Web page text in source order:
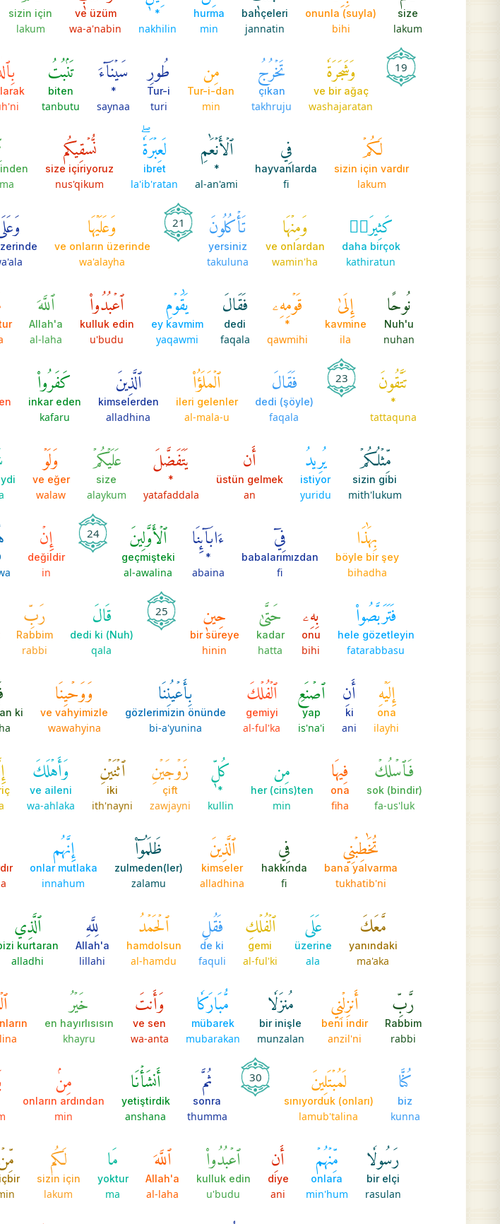
size
lakum
onunla (suyla)
bihi
bahçeleri
jannatin
hurma
min
*
nakhilin
ve üzüm
wa-a'nabin
sizin için
lakum
19 وَشَجَرَةٗ
ve bir ağaç
washajaratan
تَخۡرُجُ
çıkan
takhruju
مِن
Tur-i-dan
min
طُورِ
Tur-i
turi
سَيۡنَآءَ
*
saynaa
تَنۢبُتُ
biten
tanbutu
لَكُمۡ
sizin için vardır
lakum
فِي
hayvanlarda
fi
ٱلۡأَنۡعَٰمِ
*
al-an'ami
لَعِبۡرَةٗۖ
ibret
la'ib'ratan
نُّسۡقِيكُم
size içiriyoruz
nus'qikum
كَثِيرَةٞ
daha birçok
kathiratun
وَمِنۡهَا
ve onlardan
wamin'ha
تَأۡكُلُونَ
yersiniz
takuluna
21 وَعَلَيۡهَا
ve onların üzerinde
wa'alayha
نُوحًا
Nuh'u
nuhan
إِلَىٰ
kavmine
ila
قَوۡمِهِۦ
*
qawmihi
فَقَالَ
dedi
faqala
يَٰقَوۡمِ
ey kavmim
yaqawmi
ٱعۡبُدُواْ
kulluk edin
u'budu
ٱللَّهَ
Allah'a
al-laha
تَتَّقُونَ
*
tattaquna
23 فَقَالَ
(şöyle) dedi
faqala
ٱلۡمَلَؤُاْ
ileri gelenler
al-mala-u
ٱلَّذِينَ
kimselerden
alladhina
كَفَرُواْ
inkar eden
kafaru
مِّثۡلُكُمۡ
sizin gibi
mith'lukum
يُرِيدُ
istiyor
yuridu
أَن
üstün gelmek
an
يَتَفَضَّلَ
*
yatafaddala
عَلَيۡكُمۡ
size
alaykum
وَلَوۡ
ve eğer
walaw
بِهَٰذَا
böyle bir şey
bihadha
فِيٓ
babalarımızdan
fi
ءَابَآئِنَا
*
abaina
ٱلۡأَوَّلِينَ
geçmişteki
al-awalina
24 إِنۡ
değildir
in
فَتَرَبَّصُواْ
hele gözetleyin
fatarabbasu
بِهِۦ
onu
bihi
حَتَّىٰ
kadar
hatta
حِينٖ
bir süreye
hinin
25 قَالَ
(Nuh) dedi ki
qala
رَبِّ
Rabbim
rabbi
إِلَيۡهِ
ona
ilayhi
أَنِ
ki
ani
ٱصۡنَعِ
yap
is'na'i
ٱلۡفُلۡكَ
gemiyi
al-ful'ka
بِأَعۡيُنِنَا
gözlerimizin önünde
bi-a'yunina
وَوَحۡيِنَا
ve vahyimizle
wawahyina
ki
فَٱسۡلُكۡ
sok (bindir)
fa-us'luk
فِيهَا
ona
fiha
مِن
her (cins)ten
min
كُلّٖ
*
kullin
زَوۡجَيۡنِ
çift
zawjayni
ٱثۡنَيۡنِ
iki
ith'nayni
وَأَهۡلَكَ
ve aileni
wa-ahlaka
تُخَٰطِبۡنِي
bana yalvarma
tukhatib'ni
فِي
hakkında
fi
ٱلَّذِينَ
kimseler
alladhina
ظَلَمُوٓاْ
zulmeden(ler)
zalamu
إِنَّهُم
onlar mutlaka
innahum
مَّعَكَ
yanındaki
ma'aka
عَلَى
üzerine
ala
ٱلۡفُلۡكِ
gemi
al-ful'ki
فَقُلِ
de ki
faquli
ٱلۡحَمۡدُ
hamdolsun
al-hamdu
لِلَّهِ
Allah'a
lillahi
ٱلَّذِي
kurtaran
alladhi
رَّبِّ
Rabbim
rabbi
أَنزِلۡنِي
beni indir
anzil'ni
مُنزَلٗا
bir inişle
munzalan
مُّبَارَكٗا
mübarek
mubarakan
وَأَنتَ
ve sen
wa-anta
خَيۡرُ
en hayırlısısın
khayru
كُنَّا
biz
kunna
لَمُبۡتَلِينَ
(onları) sınıyorduk
lamub'talina
30 ثُمَّ
sonra
thumma
أَنشَأۡنَا
yetiştirdik
anshana
مِنۢ
onların ardından
min
رَسُولٗا
bir elçi
rasulan
مِّنۡهُمۡ
onlara
min'hum
أَنِ
diye
ani
ٱعۡبُدُواْ
kulluk edin
u'budu
ٱللَّهَ
Allah'a
al-laha
مَا
yoktur
ma
لَكُم
sizin için
lakum